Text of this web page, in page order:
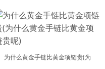
为什么黄金手链比黄金项链贵(为